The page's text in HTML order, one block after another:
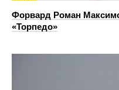
Форвард Роман
«Торпедо»